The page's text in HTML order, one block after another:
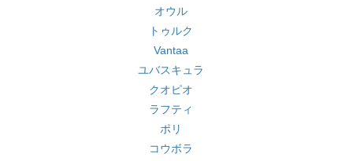
オウル
トゥルク
Vantaa
ユバスキュラ
クオピオ
ラフティ
ポリ
コウボラ